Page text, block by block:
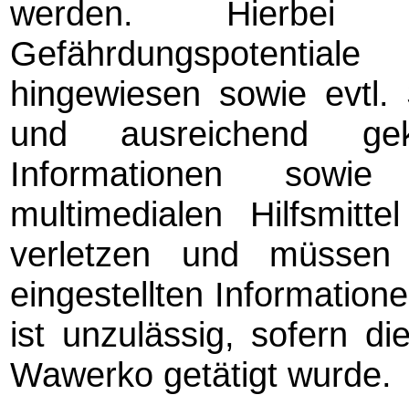
werden.
hingewiesen sowie evtl.
und ausreichend
Informationen
multimedialen
verletzen und
eingestellten
ist unzulässig, sofern
Wawerko getätigt wurde.